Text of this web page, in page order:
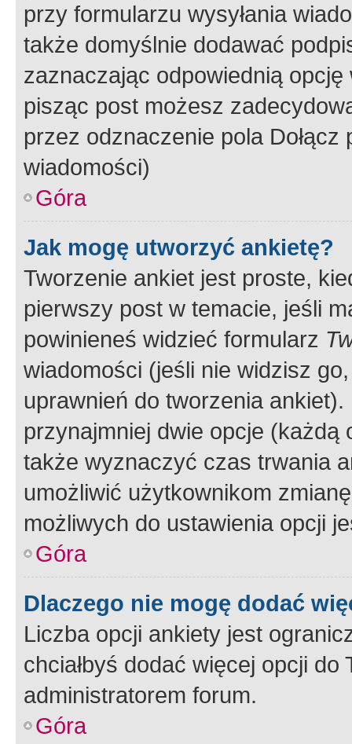
przy formularzu wysyłania
także domyślnie dodawać
zaznaczając odpowiednią
pisząc post możesz
przez odznaczenie pola
wiadomości)
Góra
Jak mogę utworzyć ankietę?
Tworzenie ankiet jest proste,
pierwszy post w temacie, jeśli
powinieneś widzieć formularz
wiadomości (jeśli nie widzisz
uprawnień do tworzenia
przynajmniej dwie opcje
także wyznaczyć czas trwania
umożliwić użytkownikom
możliwych do ustawienia opcji
Góra
Dlaczego nie mogę dodać
Liczba opcji ankiety jest
chciałbyś dodać więcej opcji
administratorem forum.
Góra